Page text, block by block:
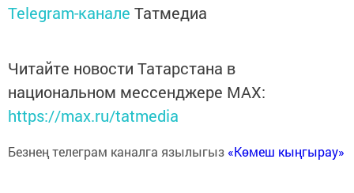
Telegram-канале Татмедиа
Читайте новости Татарстана в
национальном мессенджере MАХ:
https://max.ru/tatmedia
Безнең телеграм каналга язылыгыз «Көмеш кыңгырау»